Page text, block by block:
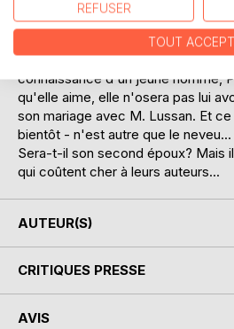
Arlette devient donc Mme Lussan,
rire" meurt subitement une année
époux aient pu se revoir. Quand,
connaissance d'un jeune homme,
qu'elle aime, elle n'osera pas lui
son mariage avec M. Lussan. Et
bientôt - n'est autre que le
Sera-t-il son second époux? Mais
qui coûtent cher à leurs auteurs...
AUTEUR(S)
CRITIQUES PRESSE
AVIS
REFUSER
TOUT